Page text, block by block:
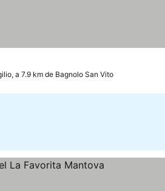
a 7.9 km de Bagnolo San Vito